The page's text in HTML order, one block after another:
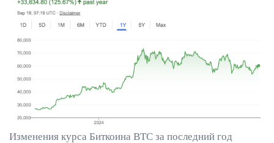
Изменения курса Биткоина BTC за последний год